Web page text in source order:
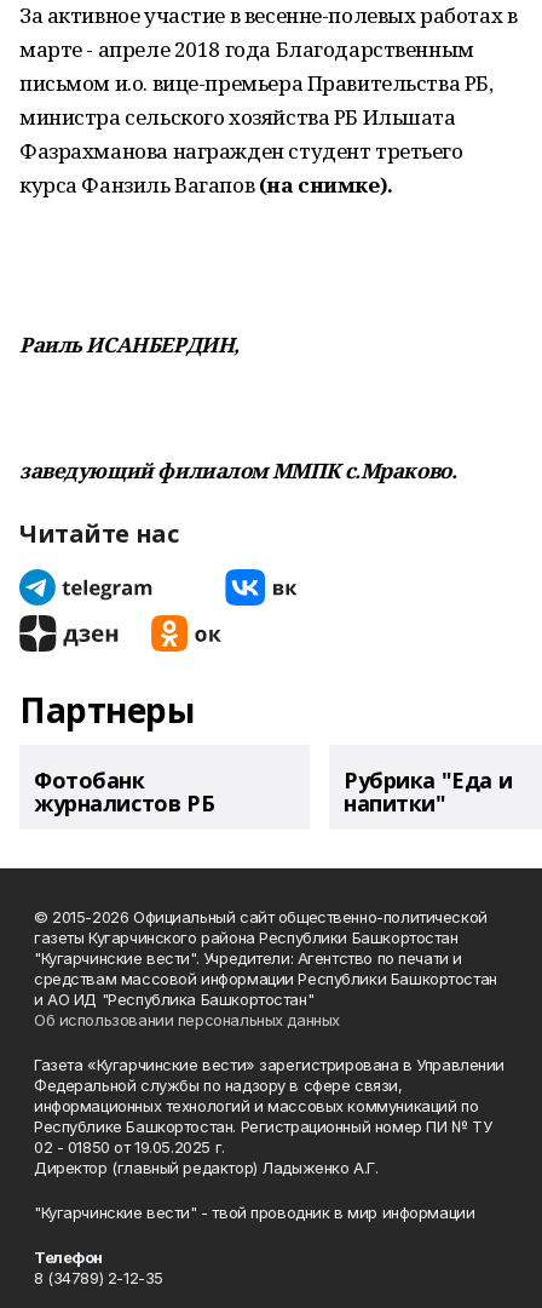
За активное участие в весенне-полевых работах в
марте - апреле 2018 года Благодарственным
письмом и.о. вице-премьера Правительства РБ,
министра сельского хозяйства РБ Ильшата
Фазрахманова награжден студент третьего
курса Фанзиль Вагапов(на снимке).
Раиль ИСАНБЕРДИН,
заведующий филиалом ММПК с.Мраково.
Читайте нас
Партнеры
Фотобанк
журналистов РБ
Рубрика "Еда и
напитки"
© 2015-2026 Официальный сайт общественно-политической
газеты Кугарчинского района Республики Башкортостан
"Кугарчинские вести". Учредители: Агентство по печати и
средствам массовой информации Республики Башкортостан
и АО ИД "Республика Башкортостан"
Об использовании персональных данных
Газета «Кугарчинские вести» зарегистрирована в Управлении
Федеральной службы по надзору в сфере связи,
информационных технологий и массовых коммуникаций по
Республике Башкортостан. Регистрационный номер ПИ № ТУ
02 - 01850 от 19.05.2025 г.
Директор (главный редактор) Ладыженко А.Г.
"Кугарчинские вести" - твой проводник в мир информации
Телефон
8 (34789) 2-12-35